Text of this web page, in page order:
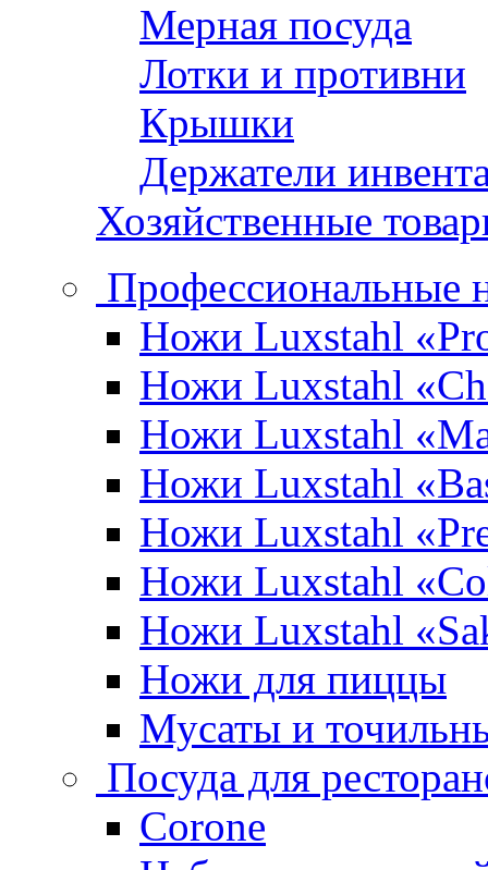
Мерная посуда
Лотки и противни
Крышки
Держатели
Хозяйственные
Профессиональные
Ножи Luxstahl
Ножи Luxstahl
Ножи Luxstahl
Ножи Luxstahl
Ножи Luxstahl
Ножи Luxstahl
Ножи Luxstahl
Ножи для пиццы
Мусаты и
Посуда для
Corone